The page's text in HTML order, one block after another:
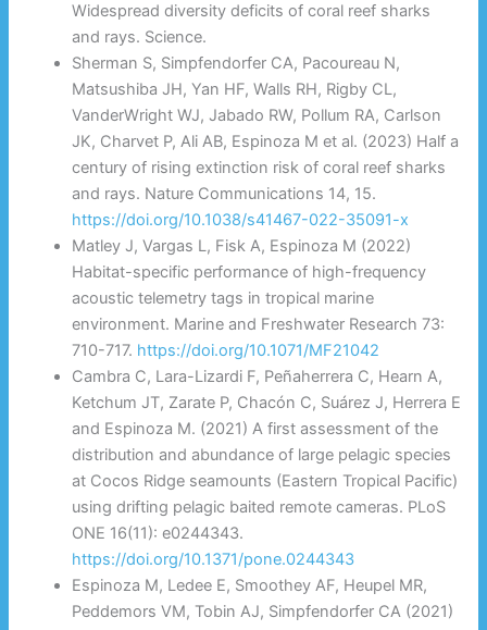
Widespread diversity deficits of coral reef sharks
and rays. Science.
Sherman S, Simpfendorfer CA, Pacoureau N,
Matsushiba JH, Yan HF, Walls RH, Rigby CL,
VanderWright WJ, Jabado RW, Pollum RA, Carlson
JK, Charvet P, Ali AB, Espinoza M et al. (2023) Half a
century of rising extinction risk of coral reef sharks
and rays. Nature Communications 14, 15.
https://doi.org/10.1038/s41467-022-35091-x
Matley J, Vargas L, Fisk A, Espinoza M (2022)
Habitat-specific performance of high-frequency
acoustic telemetry tags in tropical marine
environment. Marine and Freshwater Research 73:
710-717. https://doi.org/10.1071/MF21042
Cambra C, Lara-Lizardi F, Peñaherrera C, Hearn A,
Ketchum JT, Zarate P, Chacón C, Suárez J, Herrera E
and Espinoza M. (2021) A first assessment of the
distribution and abundance of large pelagic species
at Cocos Ridge seamounts (Eastern Tropical Pacific)
using drifting pelagic baited remote cameras. PLoS
ONE 16(11): e0244343.
https://doi.org/10.1371/pone.0244343
Espinoza M, Ledee E, Smoothey AF, Heupel MR,
Peddemors VM, Tobin AJ, Simpfendorfer CA (2021)